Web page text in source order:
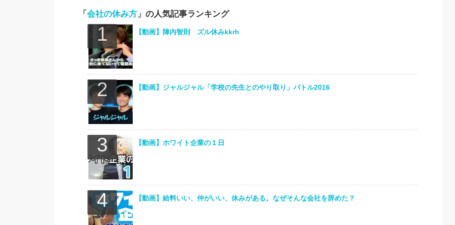
「 会社の休み方」の人気記事ランキング
【動画】陣内智則 ズル休みkkrh
【動画】ジャルジャル「学校の先生とのやり取り」バトル2016
【動画】ホワイト企業の１日
【動画】給料いい、仲がいい、休みがある。なぜそんな会社を辞めた？